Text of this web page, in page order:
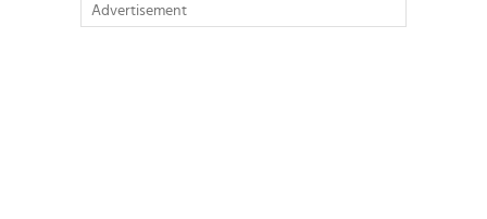
Advertisement